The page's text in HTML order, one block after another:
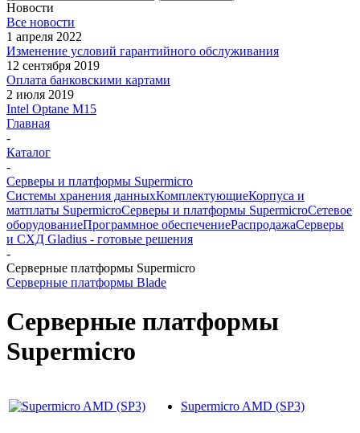
Новости
Все новости
1 апреля 2022
Изменение условий гарантийного обслуживания
12 сентября 2019
Оплата банковскими картами
2 июля 2019
Intel Optane M15
Главная
-
Каталог
-
Серверы и платформы Supermicro
Системы хранения данныхКомплектующиеКорпуса и
матплаты SupermicroСерверы и платформы SupermicroСетевое
оборудованиеПрограммное обеспечениеРаспродажаСерверы
и СХД Gladius - готовые решения
-
Серверные платформы Supermicro
Серверные платформы Blade
Серверные платформы
Supermicro
Supermicro AMD (SP3)